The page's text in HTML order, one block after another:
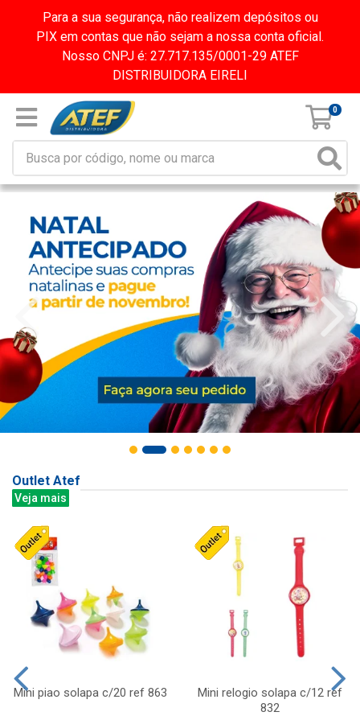
Para a sua segurança, não realizem depósitos ou
PIX em contas que não sejam a nossa conta oficial.
Nosso CNPJ é: 27.717.135/0001-29 ATEF
DISTRIBUIDORA EIRELI
0
Outlet Atef
Veja mais
Mini piao solapa c/20 ref 863
Mini relogio solapa c/12 ref
832